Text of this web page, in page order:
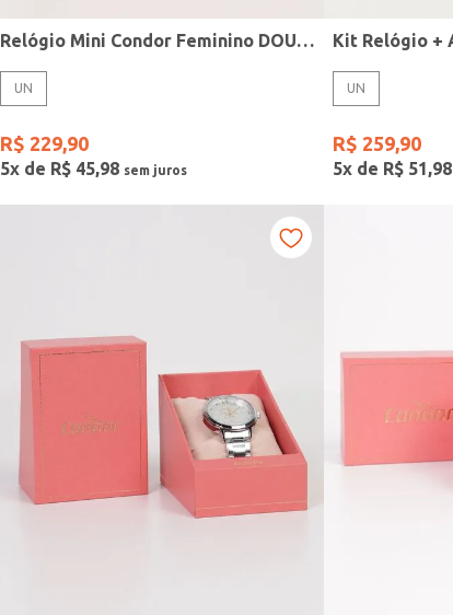
Relógio Mini Condor Feminino DOURADO
UN
R$ 229,90
5x de R$ 45,98
UN
R$ 259,90
5x de R$ 51,98